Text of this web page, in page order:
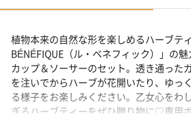
植物本来の自然な形を楽しめるハーブテ
BÉNÉFIQUE（ル・ベネフィック）」の魅
カップ＆ソーサーのセット。透き通った
を注いでからハーブが花開いたり、ゆっ
る様子をお楽しみください。乙女心をわ
ぎるハーブティーをぜひ贈り物に♡専用